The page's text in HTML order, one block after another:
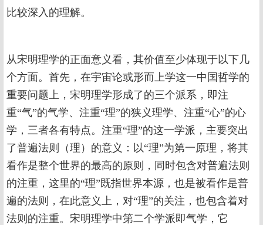
比较深入的理解。
从宋明理学的正面意义看，其价值至少体现于以下几
个方面。首先，在宇宙论或形而上学这一中国哲学的
重要问题上，宋明理学形成了的三个派系，即注
重“气”的气学、注重“理”的狭义理学、注重“心”的心
学，三者各有特点。注重“理”的这一学派，主要突出
了普遍法则（理）的意义：以“理”为第一原理，将其
看作是整个世界的最高的原则，同时包含对普遍法则
的注重，这里的“理”既指世界本源，也是被看作是普
遍的法则，在此意义上，对“理”的关注，也包含着对
法则的注重。宋明理学中第二个学派即气学，它